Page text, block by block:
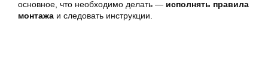
основное, что необходимо делать — исполнять правила
монтажа и следовать инструкции.